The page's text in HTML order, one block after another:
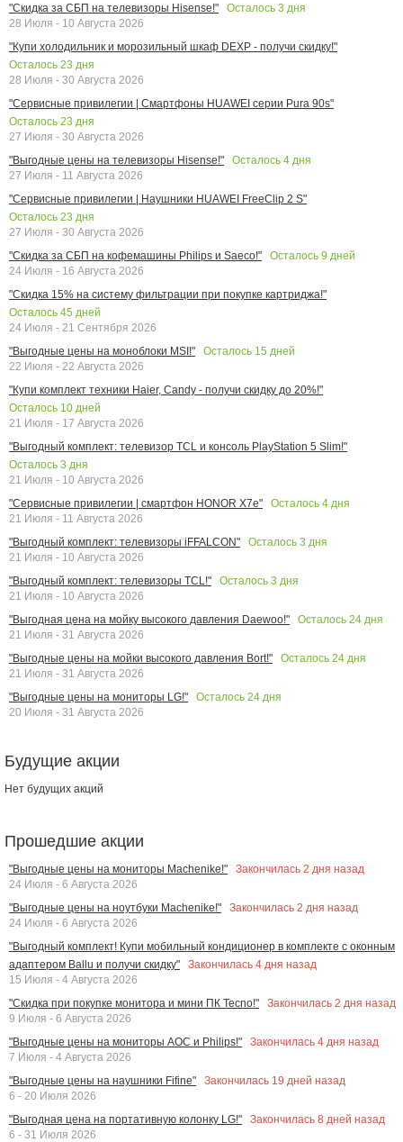
"Скидка за СБП на телевизоры Hisense!"
Осталось 3 дня
28 Июля - 10 Августа 2026
"Купи холодильник и морозильный шкаф DEXP - получи скидку!"
Осталось 23 дня
28 Июля - 30 Августа 2026
"Сервисные привилегии | Смартфоны HUAWEI серии Pura 90s"
Осталось 23 дня
27 Июля - 30 Августа 2026
"Выгодные цены на телевизоры Hisense!"
Осталось 4 дня
27 Июля - 11 Августа 2026
"Сервисные привилегии | Наушники HUAWEI FreeClip 2 S"
Осталось 23 дня
27 Июля - 30 Августа 2026
"Скидка за СБП на кофемашины Philips и Saeco!"
Осталось 9 дней
24 Июля - 16 Августа 2026
"Скидка 15% на систему фильтрации при покупке картриджа!"
Осталось 45 дней
24 Июля - 21 Сентября 2026
"Выгодные цены на моноблоки MSI!"
Осталось 15 дней
22 Июля - 22 Августа 2026
"Купи комплект техники Haier, Candy - получи скидку до 20%!"
Осталось 10 дней
21 Июля - 17 Августа 2026
"Выгодный комплект: телевизор TCL и консоль PlayStation 5 Slim!"
Осталось 3 дня
21 Июля - 10 Августа 2026
"Сервисные привилегии | смартфон HONOR X7e"
Осталось 4 дня
21 Июля - 11 Августа 2026
"Выгодный комплект: телевизоры iFFALCON"
Осталось 3 дня
21 Июля - 10 Августа 2026
"Выгодный комплект: телевизоры TCL!"
Осталось 3 дня
21 Июля - 10 Августа 2026
"Выгодная цена на мойку высокого давления Daewoo!"
Осталось 24 дня
21 Июля - 31 Августа 2026
"Выгодные цены на мойки высокого давления Bort!"
Осталось 24 дня
21 Июля - 31 Августа 2026
"Выгодные цены на мониторы LG!"
Осталось 24 дня
20 Июля - 31 Августа 2026
Будущие акции
Нет будущих акций
Прошедшие акции
"Выгодные цены на мониторы Machenike!" Закончилась 2 дня назад
24 Июля - 6 Августа 2026
"Выгодные цены на ноутбуки Machenike!"
Закончилась 2 дня назад
24 Июля - 6 Августа 2026
"Выгодный комплект! Купи мобильный кондиционер в комплекте с оконным
адаптером Ballu и получи скидку"
Закончилась 4 дня назад
15 Июля - 4 Августа 2026
"Скидка при покупке монитора и мини ПК Tecno!"
Закончилась 2 дня назад
9 Июля - 6 Августа 2026
"Выгодные цены на мониторы AOC и Philips!"
Закончилась 4 дня назад
7 Июля - 4 Августа 2026
"Выгодные цены на наушники Fifine"
Закончилась 19 дней назад
6 - 20 Июля 2026
"Выгодная цена на портативную колонку LG!"
Закончилась 8 дней назад
6 - 31 Июля 2026